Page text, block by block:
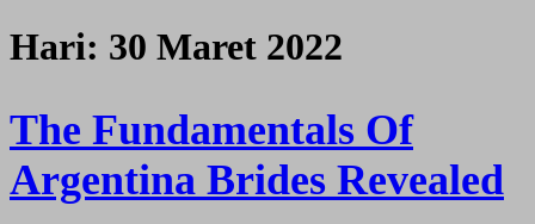
Hari: 30 Maret 2022
The Fundamentals Of
Argentina Brides Revealed